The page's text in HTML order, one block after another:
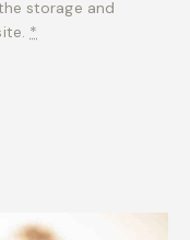
storage and
*